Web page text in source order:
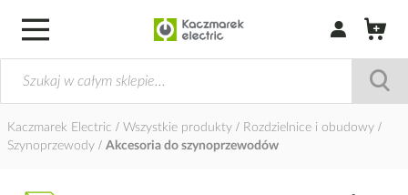
Zaloguj się /
Kaczmarek Electric Wszystkie produkty
Rozdzielnice i obudowy
Szynoprzewody
Akcesoria do szynoprzewodów